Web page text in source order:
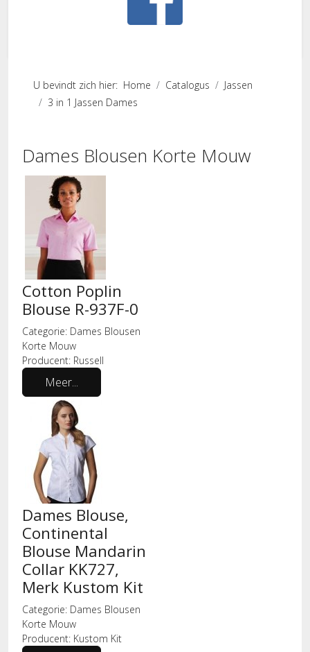
U bevindt zich hier: Home Catalogus
Jassen
3 in 1 Jassen Dames
Dames Blousen Korte Mouw
Cotton Poplin
Blouse R-937F-0
Categorie: Dames Blousen
Korte Mouw
Producent: Russell
Meer...
Dames Blouse,
Continental
Blouse Mandarin
Collar KK727,
Merk Kustom Kit
Categorie: Dames Blousen
Korte Mouw
Producent: Kustom Kit